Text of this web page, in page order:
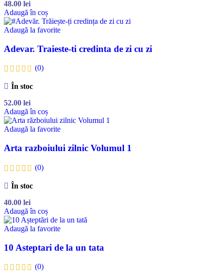
48.00 lei
Adaugă în coș
Adaugă la favorite
Adevar. Traieste-ti credinta de zi cu zi
(0)
În stoc
52.00 lei
Adaugă în coș
Adaugă la favorite
Arta razboiului zilnic Volumul 1
(0)
În stoc
40.00 lei
Adaugă în coș
Adaugă la favorite
10 Asteptari de la un tata
(0)